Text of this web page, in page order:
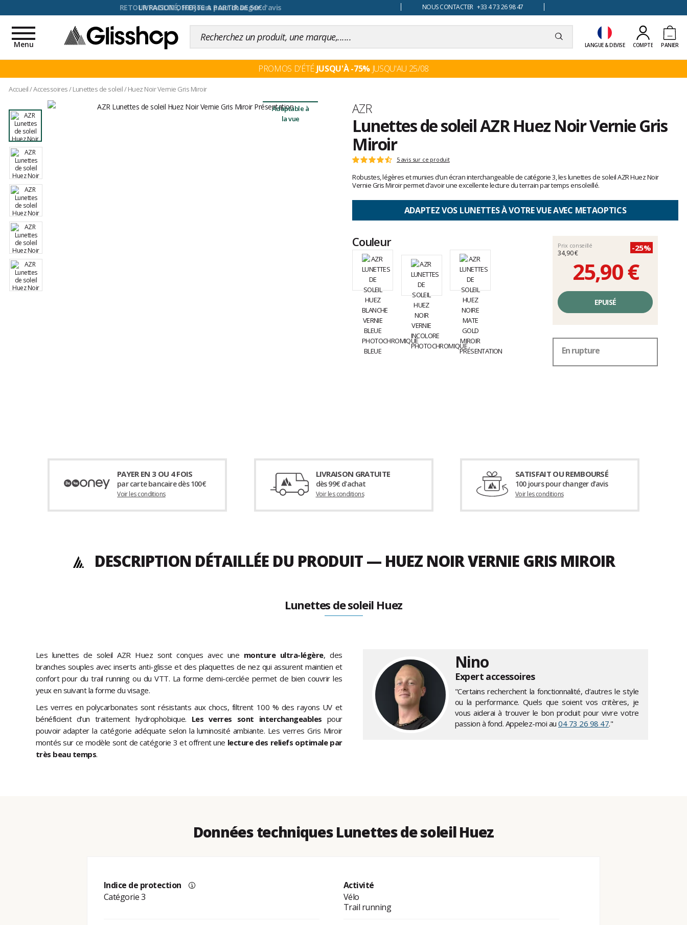
RETOUR FACILITÉ, 100 jours pour changer d'avis NOUS CONTACTER +33 4 73 26 98 47
LANGUE & DEVISE COMPTE PANIER
Toggle
navigation
Menu
PROMOS D'ÉTÉ JUSQU'À -75%JUSQU'AU 25/08
Accueil/Accessoires/Lunettes de soleil/Huez Noir Vernie Gris Miroir
Adaptable à
la vue
Marque
AZR
Lunettes de soleil AZR Huez Noir Vernie Gris
Miroir
Les
clients
Note
:
4.6
sur
5
5 avis sur ce produit
Robustes, légères et munies d’un écran interchangeable de catégorie 3, les lunettes de soleil AZR Huez Noir
Vernie Gris Miroir permet d’avoir une excellente lecture du terrain par temps ensoleillé.
ADAPTEZ VOS LUNETTES À VOTRE VUE AVEC METAOPTICS
Couleur Prix conseillé
34,90 €
-25%
25,90 €
Prix
unitaire,
hors
frais
EPUISÉ
En rupture
PAYER EN 3 OU 4 FOIS
par carte bancaire dès 100€
Voir les conditions
LIVRAISON GRATUITE
dès 99€ d'achat
Voir les conditions
SATISFAIT OU REMBOURSÉ
100 jours pour changer d’avis
Voir les conditions
DESCRIPTION DÉTAILLÉE DU PRODUIT — HUEZ NOIR VERNIE GRIS MIROIR
Lunettes de soleil Huez
Les lunettes de soleil AZR Huez sont conçues avec une monture ultra-légère, des
branches souples avec inserts anti-glisse et des plaquettes de nez qui assurent maintien et
confort pour du trail running ou du VTT. La forme demi-cerclée permet de bien couvrir les
yeux en suivant la forme du visage.
Les verres en polycarbonates sont résistants aux chocs, filtrent 100 % des rayons UV et
bénéficient d’un traitement hydrophobique. Les verres sont interchangeables pour
pouvoir adapter la catégorie adéquate selon la luminosité ambiante. Les verres Gris Miroir
montés sur ce modèle sont de catégorie 3 et offrent une lecture des reliefs optimale par
très beau temps.
Nino
Expert accessoires
"Certains recherchent la fonctionnalité, d’autres le style
ou la performance. Quels que soient vos critères, je
vous aiderai à trouver le bon produit pour vivre votre
passion à fond. Appelez-moi au 04 73 26 98 47."
Données techniques Lunettes de soleil Huez
Indice de protection
Catégorie 3
Activité
Vélo
Trail running